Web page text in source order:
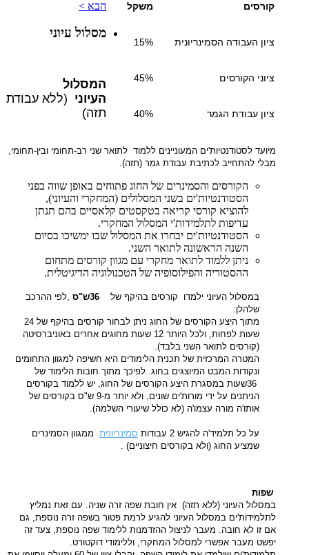
קורסים משקל
ציון העבודה הסמינריונית 15%
ציוני הקורסים 45%
ציון עבודת הגמר 40%
הבא >
מסלול עיוני
המסלול
העיוני (ללא עבודת
תזה)
מיועד לסטודנטיות'ים המעוניינים ללמוד לתואר שני רב-תחומי ובין-תחומי,
מבלי להתחייב לכתיבת עבודת גמר (תזה)
הקורסים והסמינרים של החוג פתוחים באופן שווה בפני
הסטודנטיות'ים בשני המסלולים (המחקרי והעיוני),
להוציא קורסי קריאה בטקסטים קלאסיים בהם תנתן
עדיפות לתלמידות'י המסלול המחקרי.
הסטודנטיות'ים יבחרו את המסלול שבו ימשיכו בסיום
השנה הראשונה לתואר השני.
ניתן ללמוד לתואר מחקרי עם מגוון קורסים מתחום
ההסטוריה והפילוסופיה של הטכנולוגיה הדיגיטלית.
במסלול העיוני ילמדו קורסים בהיקף של 36ש"ס לפי ההרכב
שלהלן:
מתוך היצע הקורסים של החוג ניתן לבחור קורסים בהיקף של 24
שעות לפחות, ולכל היותר 12 שעות מחוגים אחרים באוניברסיטה
(קורסים לתואר השני בלבד)
המטרה המרכזית של תכנית הלימודים היא חשיפה למגוון התחומים
ונקודות המבט המיוצגים בחוג. לפיכך מתוך חובות הלימוד של
36שעות במסגרת היצע הקורסים של החוג, יש ללמוד בקורסים
הניתנים על ידי מורות'ים שונים, ולא יותר מ-9 ש"ס בקורסים של
אותו'ה מורה עצמו'ה (לא כולל שיעורי השלמה)
על כל תלמיד'ה להגיש 2 עבודות סמינריונית ממגוון הסמינרים
שמציע החוג (ולא בקורסים חיצוניים)
שפות
במסלול העיוני (ללא תזה) אין חובת שפה זרה שניה. עם זאת נמליץ
לתלמידות'ים במסלול העיוני להגיע לרמת פטור בשפה זרה נוספת, גם
אם זו לא חובה. מעבר לניצול ההזדמנות ללימוד שפה נוספת, צעד זה
יפשט מעבר אפשרי למסלול המחקרי, וללימודי דוקטורט